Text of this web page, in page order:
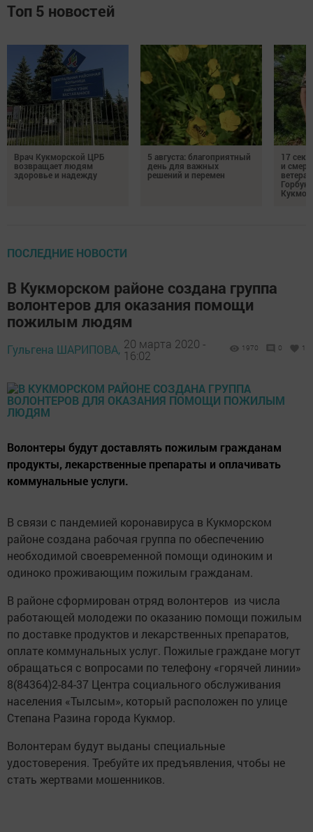
Топ 5 новостей
Врач Кукморской ЦРБ
возвращает людям
здоровье и надежду
5 августа: благоприятный
день для важных
решений и перемен
17
и
ПОСЛЕДНИЕ НОВОСТИ
В Кукморском районе создана группа
волонтеров для оказания помощи
пожилым людям
Гульгена ШАРИПОВА, 20 марта 2020 -
16:02
1970 0 1
Волонтеры будут доставлять пожилым гражданам
продукты, лекарственные препараты и оплачивать
коммунальные услуги.
В связи с пандемией коронавируса в Кукморском
районе создана рабочая группа по обеспечению
необходимой своевременной помощи одиноким и
одиноко проживающим пожилым гражданам.
В районе сформирован отряд волонтеров из числа
работающей молодежи по оказанию помощи пожилым
по доставке продуктов и лекарственных препаратов,
оплате коммунальных услуг. Пожилые граждане могут
обращаться с вопросами по телефону «горячей линии»
8(84364)2-84-37 Центра социального обслуживания
населения «Тылсым», который расположен по улице
Степана Разина города Кукмор.
Волонтерам будут выданы специальные
удостоверения. Требуйте их предъявления, чтобы не
стать жертвами мошенников.